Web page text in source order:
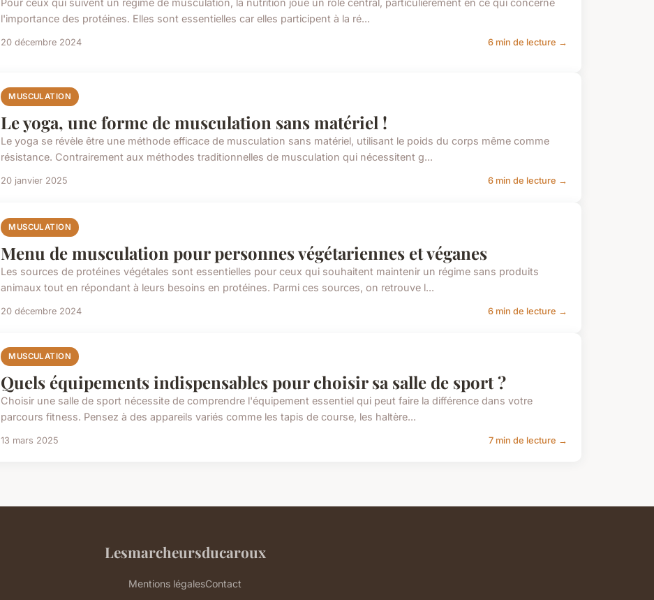
Pour ceux qui suivent un régime de musculation, la nutrition joue un rôle central, particulièrement en ce qui concerne
l'importance des protéines. Elles sont essentielles car elles participent à la ré...
20 décembre 2024 6 min de lecture →
MUSCULATION
Le yoga, une forme de musculation sans matériel !
Le yoga se révèle être une méthode efficace de musculation sans matériel, utilisant le poids du corps même comme
résistance. Contrairement aux méthodes traditionnelles de musculation qui nécessitent g...
20 janvier 2025 6 min de lecture →
MUSCULATION
Menu de musculation pour personnes végétariennes et véganes
Les sources de protéines végétales sont essentielles pour ceux qui souhaitent maintenir un régime sans produits
animaux tout en répondant à leurs besoins en protéines. Parmi ces sources, on retrouve l...
20 décembre 2024 6 min de lecture →
MUSCULATION
Quels équipements indispensables pour choisir sa salle de sport ?
Choisir une salle de sport nécessite de comprendre l'équipement essentiel qui peut faire la différence dans votre
parcours fitness. Pensez à des appareils variés comme les tapis de course, les haltère...
13 mars 2025 7 min de lecture →
Lesmarcheursducaroux
Mentions légalesContact